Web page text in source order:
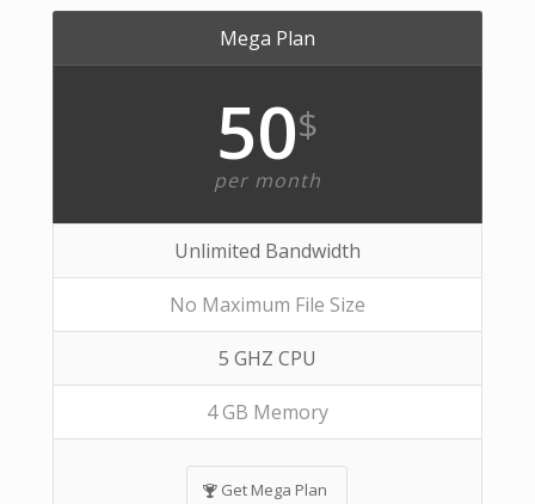
Mega Plan
50$
per month
Unlimited Bandwidth
No Maximum File Size
5 GHZ CPU
4 GB Memory
Get Mega Plan